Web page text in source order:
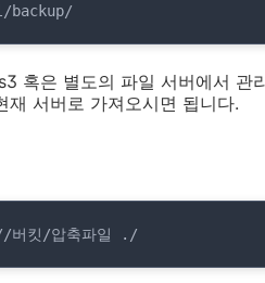
backup/
혹은 별도의 파일 서버에서 관
재 서버로 가져오시면 됩니다.
킷/압축파일 ./